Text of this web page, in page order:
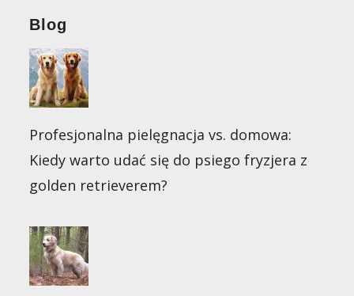
Blog
Profesjonalna pielęgnacja vs. domowa:
Kiedy warto udać się do psiego fryzjera z
golden retrieverem?